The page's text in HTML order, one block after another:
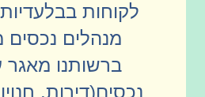
לקוחות
מנהלים נכסים
ברשותנו
נכסים(דירות,